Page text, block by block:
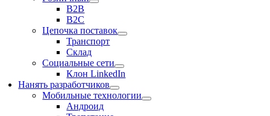
В2В
В2С
Цепочка поставок
Транспорт
Склад
Социальные сети
Клон LinkedIn
Нанять разработчиков
Мобильные технологии
Андроид